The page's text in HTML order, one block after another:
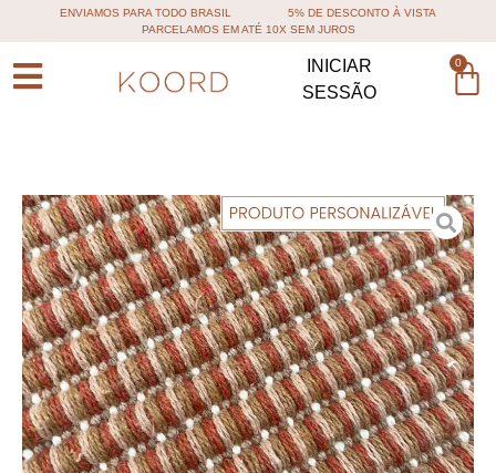
ENVIAMOS PARA TODO BRASIL
5% DE DESCONTO À VISTA
PARCELAMOS EM ATÉ 10X SEM JUROS
INICIAR
SESSÃO
0